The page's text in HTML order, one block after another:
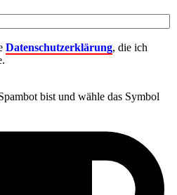
Datenschutzerklärung, die ich
bist und wähle das Symbol